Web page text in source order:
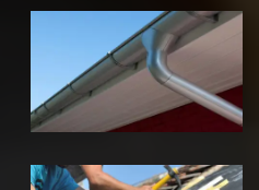
pose de
gouttière 39
Jura
Réparation de